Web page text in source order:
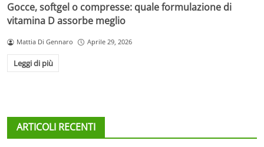
Gocce, softgel o compresse: quale formulazione di
vitamina D assorbe meglio
Mattia Di Gennaro Aprile 29, 2026
Leggi di più
ARTICOLI RECENTI